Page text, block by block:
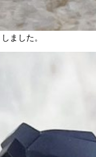
ました。